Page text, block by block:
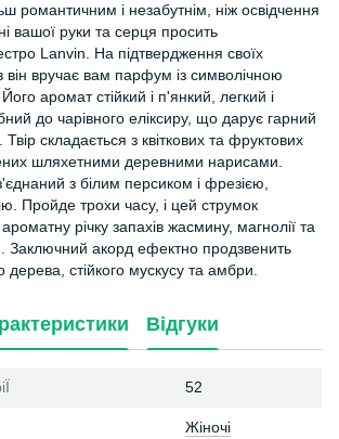
романтичним і незабутнім, ніж освідчення
вашої руки та серця просить
Lanvin. На підтвердження своїх
він вручає вам парфум із символічною
аромат стійкий і п'янкий, легкий і
до чарівного еліксиру, що дарує гарний
Твір складається з квіткових та фруктових
шляхетними деревними нарисами.
з білим персиком і фрезією,
Пройде трохи часу, і цей струмок
річку запахів жасмину, магнолії та
Заключний акорд ефектно продзвенить
дерева, стійкого мускусу та амбри.
Відгуки
52
Жіночі